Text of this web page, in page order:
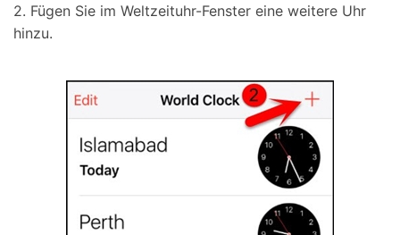
2. Fügen Sie im Weltzeituhr-Fenster eine weitere Uhr
hinzu.